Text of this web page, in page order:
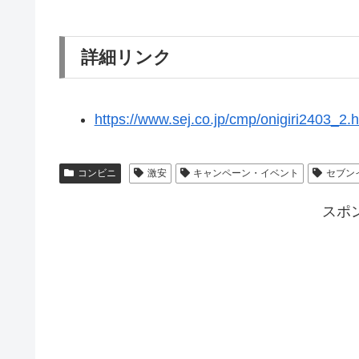
詳細リンク
https://www.sej.co.jp/cmp/
コンビニ 激安 キャンペーン・イベント セブン
スポ